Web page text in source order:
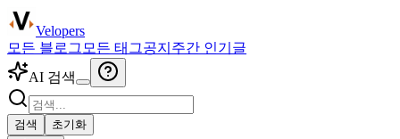
Velopers
모든 블로그 모든 태그공지 주간 인기글
AI 검색
검색 초기화